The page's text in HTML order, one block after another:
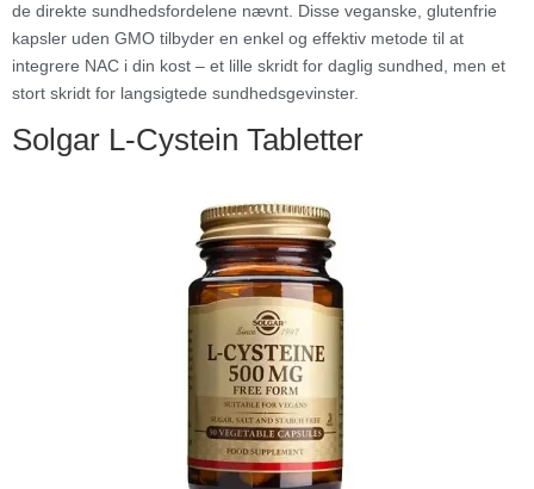
de direkte sundhedsfordelene nævnt. Disse veganske, glutenfrie
kapsler uden GMO tilbyder en enkel og effektiv metode til at
integrere NAC i din kost – et lille skridt for daglig sundhed, men et
stort skridt for langsigtede sundhedsgevinster.
Solgar L-Cystein Tabletter